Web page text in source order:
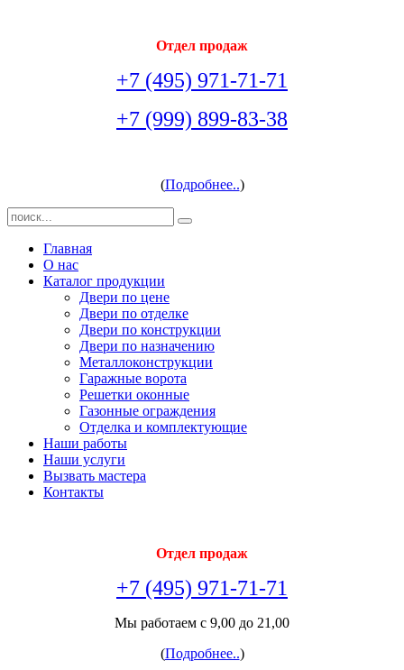
Отдел продаж
+7 (495) 971-71-71
+7 (999) 899-83-38
(Подробнее..)
Главная
О нас
Каталог продукции
Двери по цене
Двери по отделке
Двери по конструкции
Двери по назначению
Металлоконструкции
Гаражные ворота
Решетки оконные
Газонные ограждения
Отделка и комплектующие
Наши работы
Наши услуги
Вызвать мастера
Контакты
Отдел продаж
+7 (495) 971-71-71
Мы работаем с 9,00 до 21,00
(Подробнее..)